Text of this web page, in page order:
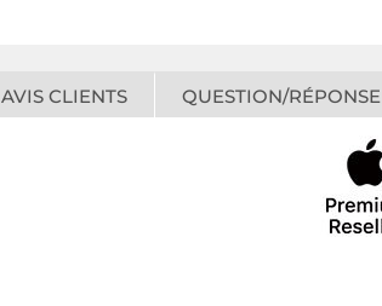
AVIS CLIENTS QUESTION/RÉPONSE